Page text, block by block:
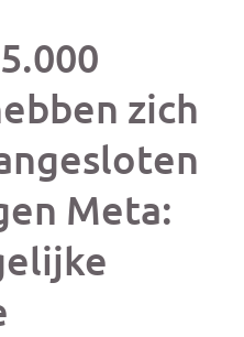
bericht
op
Facebook
bericht
op
X
bericht
op
zich
Meta: